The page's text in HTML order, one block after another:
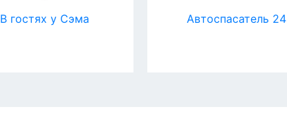
В гостях у Сэма Автоспасатель 24